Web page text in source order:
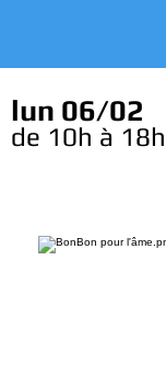
lun 06/02
de 10h à 18h